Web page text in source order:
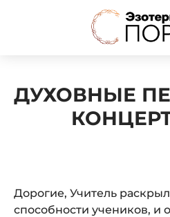
ДУХОВНЫЕ
Дорогие, Учитель
способности учеников, и